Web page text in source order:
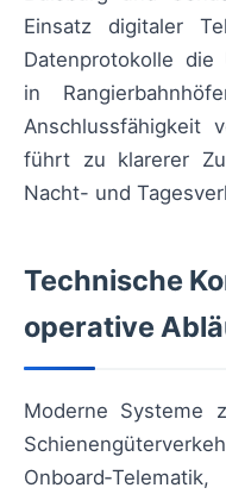
Einsatz digitaler
Datenprotokolle die
in
Anschlussfähigkeit
führt zu klarerer
Nacht- und
Technische
operative
Moderne Systeme